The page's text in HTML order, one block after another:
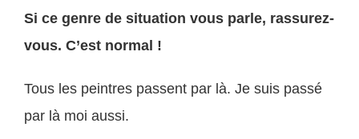
Si ce genre de situation vous parle, rassurez-
vous. C’est normal !
Tous les peintres passent par là. Je suis passé
par là moi aussi.